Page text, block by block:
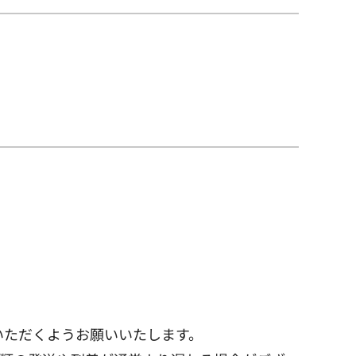
だくようお願いいたします。